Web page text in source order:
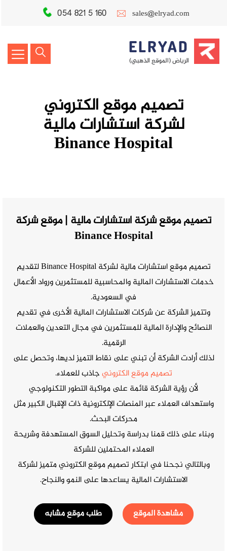
sales@elryad.com
054 821 5 160
ELRYAD
الرياض (الموقع الذهبي)
تصميم موقع الكتروني
لشركة استشارات مالية
Binance Hospital
تصميم موقع شركة استشارات مالية | موقع شركة
Binance Hospital
تصميم موقع استشارات مالية لشركة Binance Hospital لتقديم
خدمات الاستشارات المالية والمحاسبية للمستثمرين ورواد الأعمال
في السعودية.
وتتميز الشركة عن شركات الاستشارات المالية الأخرى في تقديم
النصائح والإدارة المالية للمستثمرين في مجال التعدين والعملات
الرقمية.
لذلك أرادت الشركة أن تبني على نقاط التميز لديها، وتحصل على
تصميم موقع الكترونيجاذب للعملاء.
لأن رؤية الشركة قائمة على مواكبة التطور التكنولوجي
واستهداف العملاء عبر المنصات الإلكترونية ذات الإقبال الكبير مثل
محركات البحث.
وبناء على ذلك قمنا بدراسة وتحليل السوق المستهدفة وشريحة
العملاء المحتملين للشركة
وبالتالي نجحنا في ابتكار تصميم موقع الكتروني متميز لشركة
الاستشارات المالية يساعدها على النمو والنجاح.
مشاهدة الموقع طلب موقع مشابه